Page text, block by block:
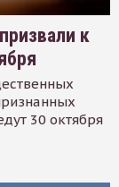
к
30 октября